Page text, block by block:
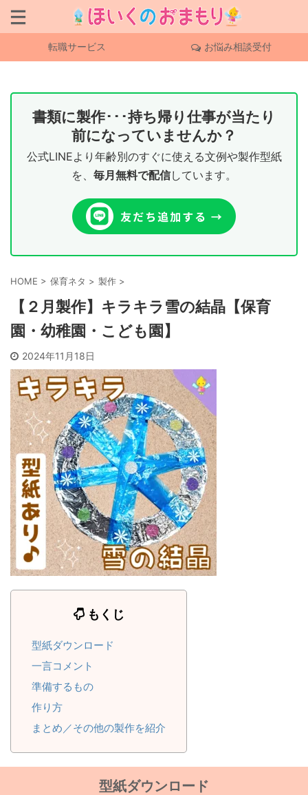
転職サービス お悩み相談受付
書類に製作･･･持ち帰り仕事が当たり
前になっていませんか？
公式LINEより年齢別のすぐに使える文例や製作型紙
を、 毎月無料で配信しています。
HOME > 保育ネタ > 製作 >
【２月製作】キラキラ雪の結晶【保育
園・幼稚園・こども園】
2024年11月18日
もくじ
型紙ダウンロード
一言コメント
準備するもの
作り方
まとめ／その他の製作を紹介
型紙ダウンロード